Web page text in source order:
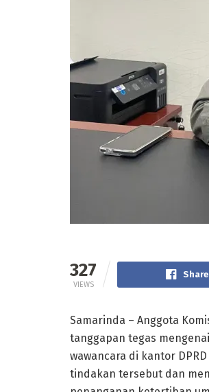
327
VIEWS
Samarinda – Anggota
tanggapan tegas
wawancara di kantor
tindakan tersebut dan